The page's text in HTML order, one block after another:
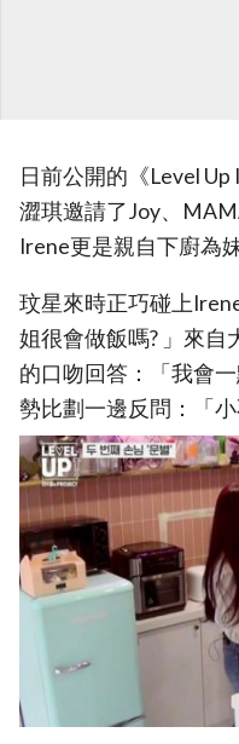
日前公開的《Level
澀琪邀請了Joy、
Irene更是親自下廚為
玟星來時正巧碰上
姐很會做飯嗎? 」來
的口吻回答：「我會
勢比劃一邊反問：「小